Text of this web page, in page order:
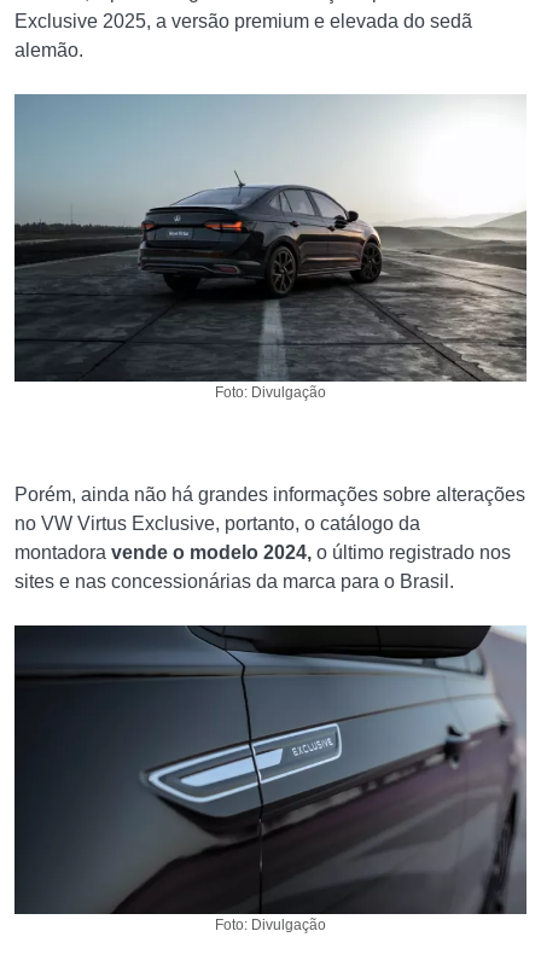
Exclusive 2025, a versão premium e elevada do sedã
alemão.
Foto: Divulgação
Porém, ainda não há grandes informações sobre alterações
no VW Virtus Exclusive, portanto, o catálogo da
montadora vende o modelo 2024, o último registrado nos
sites e nas concessionárias da marca para o Brasil.
Foto: Divulgação